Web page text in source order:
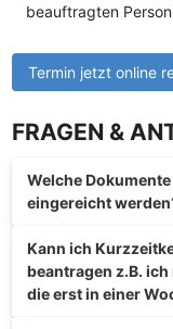
beauftragten
Termin jetzt online
FRAGEN &
Welche
eingereicht
Kann ich
beantragen z.B.
die erst in einer